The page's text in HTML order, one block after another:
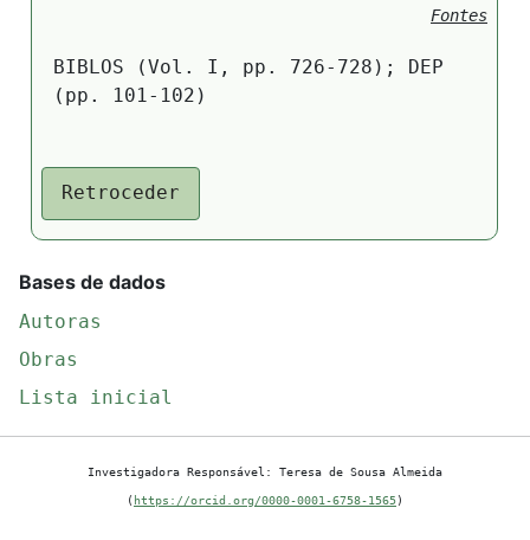
Fontes
BIBLOS (Vol. I, pp. 726-728); DEP
(pp. 101-102)
Retroceder
Bases de dados
Autoras
Obras
Lista inicial
Investigadora Responsável: Teresa de Sousa Almeida
( https://orcid.org/0000-0001-6758-1565)